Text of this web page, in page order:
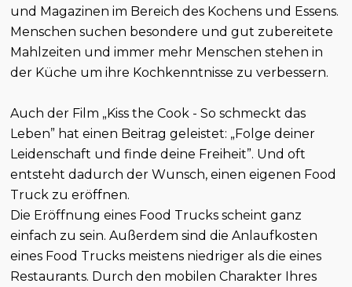
und Magazinen im Bereich des Kochens und Essens.
Menschen suchen besondere und gut zubereitete
Mahlzeiten und immer mehr Menschen stehen in
der Küche um ihre Kochkenntnisse zu verbessern.
Auch der Film „Kiss the Cook - So schmeckt das
Leben” hat einen Beitrag geleistet: „Folge deiner
Leidenschaft und finde deine Freiheit”. Und oft
entsteht dadurch der Wunsch, einen eigenen Food
Truck zu eröffnen.
Die Eröffnung eines Food Trucks scheint ganz
einfach zu sein. Außerdem sind die Anlaufkosten
eines Food Trucks meistens niedriger als die eines
Restaurants. Durch den mobilen Charakter Ihres